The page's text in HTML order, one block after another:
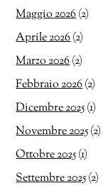
Maggio 2026(2)
Aprile 2026(2)
Marzo 2026(2)
Febbraio 2026(2)
Dicembre 2025(1)
Novembre 2025(2)
Ottobre 2025(1)
Settembre 2025(2)